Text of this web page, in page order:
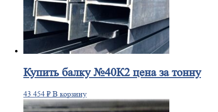
Купитьбалку №40К2 цена за тонну
43 454 ₽ В корзину